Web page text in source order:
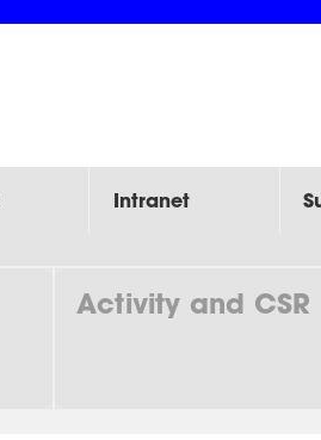
Intranet
Activity and CSR